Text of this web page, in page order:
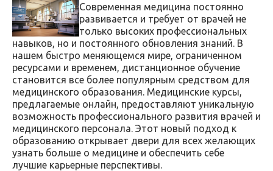
Современная медицина постоянно
развивается и требует от врачей не
только высоких профессиональных
навыков, но и постоянного обновления знаний. В
нашем быстро меняющемся мире, ограниченном
ресурсами и временем, дистанционное обучение
становится все более популярным средством для
медицинского образования. Медицинские курсы,
предлагаемые онлайн, предоставляют уникальную
возможность профессионального развития врачей и
медицинского персонала. Этот новый подход к
образованию открывает двери для всех желающих
узнать больше о медицине и обеспечить себе
лучшие карьерные перспективы.